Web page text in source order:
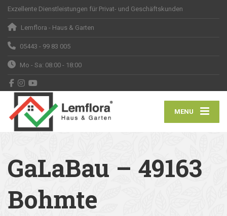
Exzellente Dienstleistungen für Privat- und Geschäftskunden
Lemflora - Haus & Garten
05443 - 99 83 005
Mo - Sa: 08:00 - 18:00
MENU
GaLaBau – 49163
Bohmte